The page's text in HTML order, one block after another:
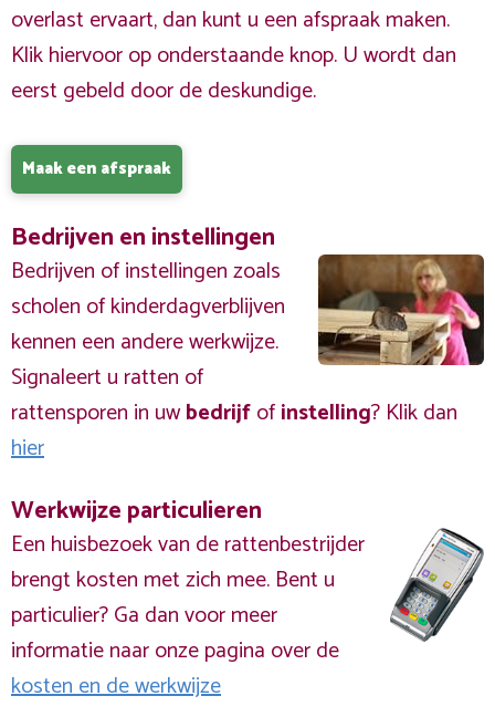
overlast ervaart, dan kunt u een afspraak maken.
Klik hiervoor op onderstaande knop. U wordt dan
eerst gebeld door de deskundige.
Maak een afspraak
Bedrijven en instellingen
Bedrijven of instellingen zoals
scholen of kinderdagverblijven
kennen een andere werkwijze.
Signaleert u ratten of
rattensporen in uwbedrijfofinstelling? Klik dan
hier
Werkwijze particulieren
Een huisbezoek van de rattenbestrijder
brengt kosten met zich mee. Bent u
particulier? Ga dan voor meer
informatie naar onze pagina over de
kosten en de werkwijze